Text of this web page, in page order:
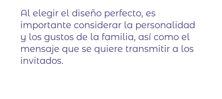
Al elegir el diseño perfecto, es
importante considerar la personalidad
y los gustos de la familia, así como el
mensaje que se quiere transmitir a los
invitados.